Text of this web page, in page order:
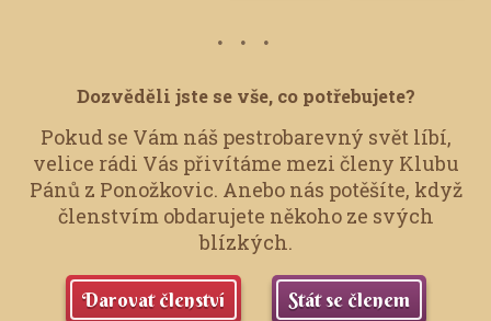
Dozvěděli jste se vše, co potřebujete?
Pokud se Vám náš pestrobarevný svět líbí,
velice rádi Vás přivítáme mezi členy Klubu
Pánů z Ponožkovic. Anebo nás potěšíte, když
členstvím obdarujete někoho ze svých
blízkých.
Darovat členství Stát se členem